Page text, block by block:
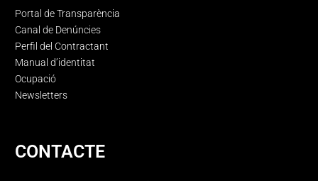
Portal de Transparència
Canal de Denúncies
Perfil del Contractant
Manual d’identitat
Ocupació
Newsletters
CONTACTE